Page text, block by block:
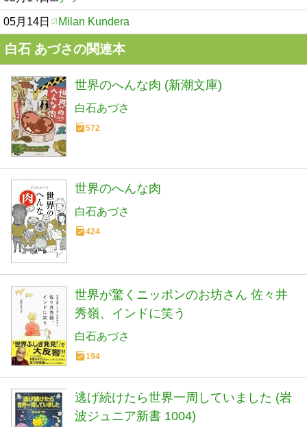
05月14日 Milan Kundera
白石 あづさの関連本
世界のへんな肉 (新潮文庫)
白石あづさ
572
世界のへんな肉
白石あづさ
424
世界が驚くニッポンのお坊さん 佐々井
秀嶺、インドに笑う
白石あづさ
194
逃げ続けたら世界一周していました (岩
波ジュニア新書 1004)